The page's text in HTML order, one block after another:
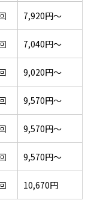
7,920円〜
7,040円〜
9,020円〜
9,570円〜
9,570円〜
9,570円〜
10,670円